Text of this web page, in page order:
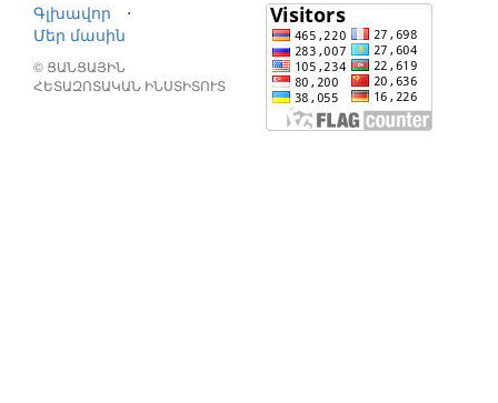
Գլխավոր
⋅
Մեր մասին
© ՑԱՆՑԱՅԻՆ
ՀԵՏԱԶՈՏԱԿԱՆ ԻՆՍՏԻՏՈՒՏ